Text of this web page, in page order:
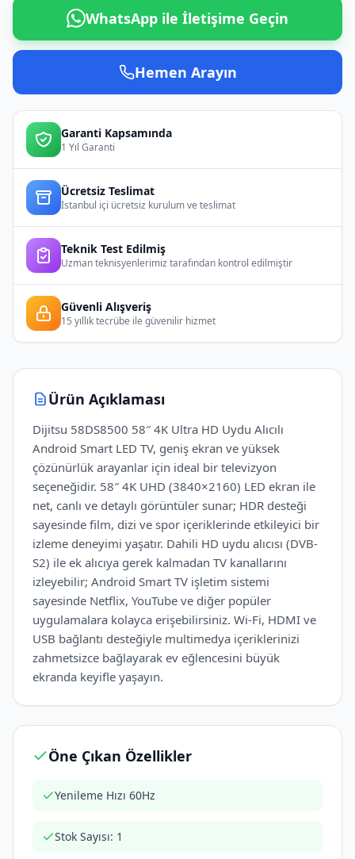
Ürün Açıklaması
Dijitsu 58DS8500 58″ 4K Ultra HD Uydu Alıcılı
Android Smart LED TV, geniş ekran ve yüksek
çözünürlük arayanlar için ideal bir televizyon
seçeneğidir. 58″ 4K UHD (3840×2160) LED ekran ile
net, canlı ve detaylı görüntüler sunar; HDR desteği
sayesinde film, dizi ve spor içeriklerinde etkileyici bir
izleme deneyimi yaşatır. Dahili HD uydu alıcısı (DVB-
S2) ile ek alıcıya gerek kalmadan TV kanallarını
izleyebilir; Android Smart TV işletim sistemi
sayesinde Netflix, YouTube ve diğer popüler
uygulamalara kolayca erişebilirsiniz. Wi-Fi, HDMI ve
USB bağlantı desteğiyle multimedya içeriklerinizi
zahmetsizce bağlayarak ev eğlencesini büyük
ekranda keyifle yaşayın.
Öne Çıkan Özellikler
Yenileme Hızı 60Hz
Stok Sayısı: 1
WhatsApp ile İletişime Geçin
Hemen Arayın
Garanti Kapsamında
1 Yıl Garanti
Ücretsiz Teslimat
İstanbul içi ücretsiz kurulum ve teslimat
Teknik Test Edilmiş
Uzman teknisyenlerimiz tarafından kontrol edilmiştir
Güvenli Alışveriş
15 yıllık tecrübe ile güvenilir hizmet